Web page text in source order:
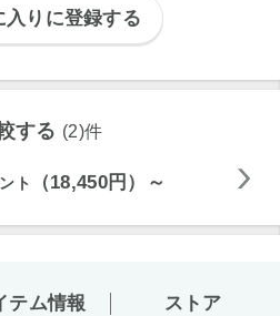
入りに登録する
する (2)件
ト （18,450円）～
テム情報 ストア